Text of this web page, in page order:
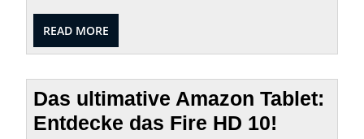
READ MORE
MORE
Das ultimative Amazon Tablet:
Entdecke das Fire HD 10!